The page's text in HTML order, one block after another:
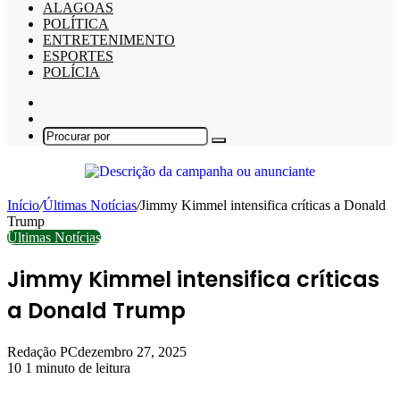
ALAGOAS
POLÍTICA
ENTRETENIMENTO
ESPORTES
POLÍCIA
skin
Procurar
Início/Últimas Notícias/Jimmy Kimmel intensifica críticas a Donald
Trump
Últimas Notícias
Jimmy Kimmel intensifica críticas
a Donald Trump
Redação PCdezembro 27, 2025
10 1 minuto de leitura